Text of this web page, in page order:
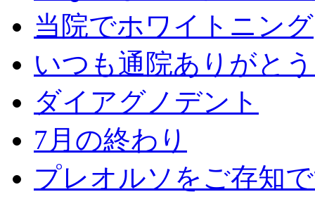
当院でホワイトニング
いつも通院ありがと
ダイアグノデント
7月の終わり
プレオルソをご存知